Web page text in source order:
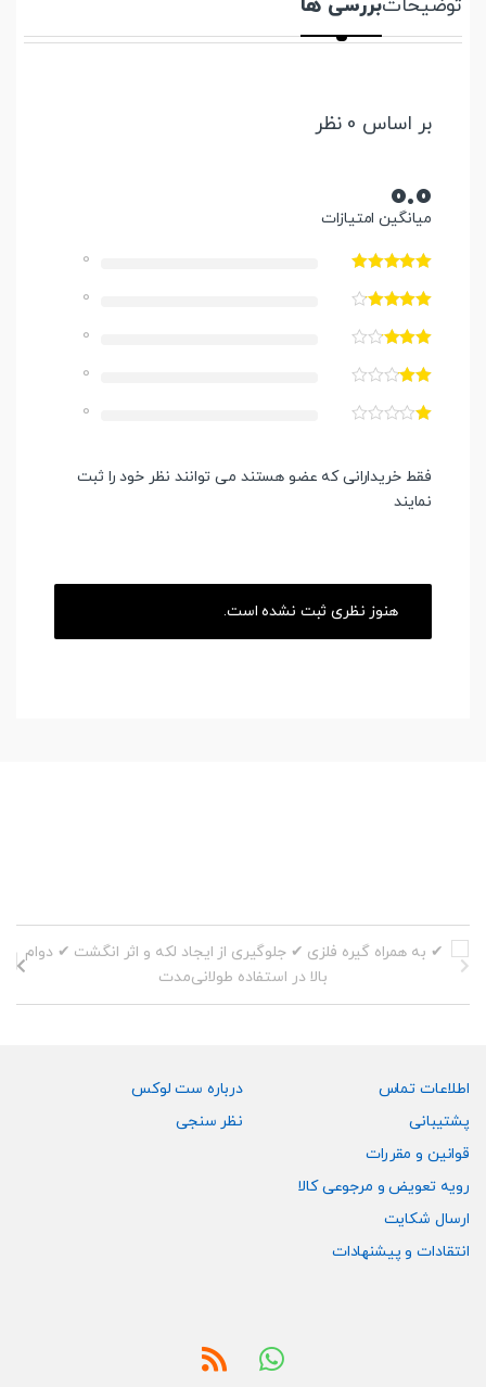
توضیحاتبررسی ها
بر اساس 0 نظر
0.0
میانگین امتیازات
0
0
0
0
0
فقط خریدارانی که عضو هستند می توانند نظر خود را ثبت
نمایند
هنوز نظری ثبت نشده است.
اطلاعات تماس
پشتیبانی
قوانین و مقررات
رویه تعویض و مرجوعی کالا
ارسال شکایت
انتقادات و پیشنهادات
درباره ست لوکس
نظر سنجی